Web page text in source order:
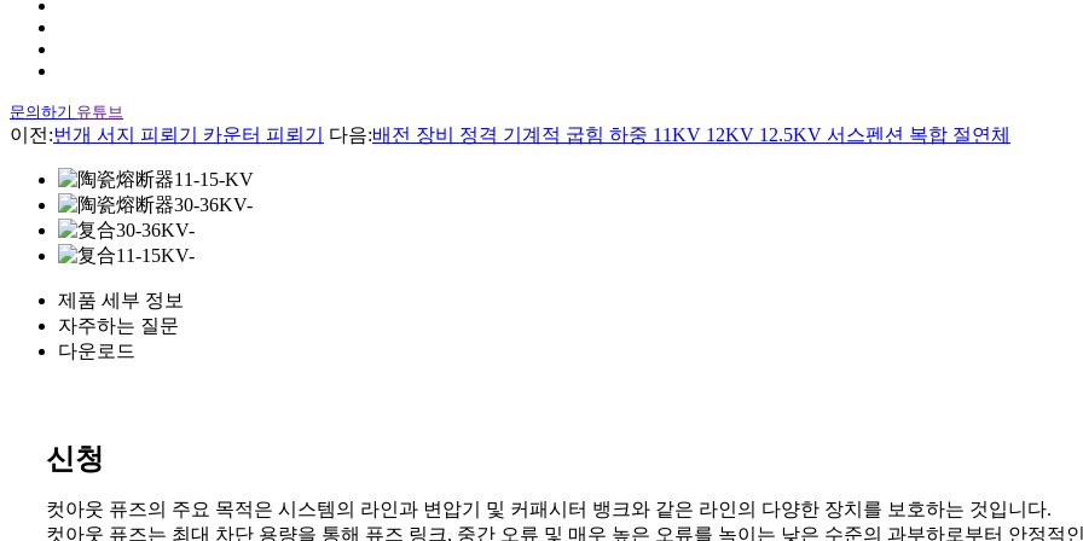
문의하기 유튜브
이전:번개 서지 피뢰기 카운터 피뢰기 다음:배전 장비 정격 기계적 굽힘 하중 11KV 12KV 12.5KV 서스펜션 복합 절연체
제품 세부 정보
자주하는 질문
다운로드
신청
컷아웃 퓨즈의 주요 목적은 시스템의 라인과 변압기 및 커패시터 뱅크와 같은 라인의 다양한 장치를 보호하는 것입니다.
컷아웃 퓨즈는 최대 차단 용량을 통해 퓨즈 링크, 중간 오류 및 매우 높은 오류를 녹이는 낮은 수준의 과부하로부터 안정적